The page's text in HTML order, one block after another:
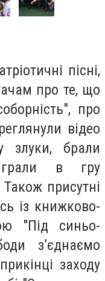
пісні,
про те, що
про
відео
злуки, брали
грали в гру
присутні
із книжково-
"Під синьо-
з’єднаємо
заходу